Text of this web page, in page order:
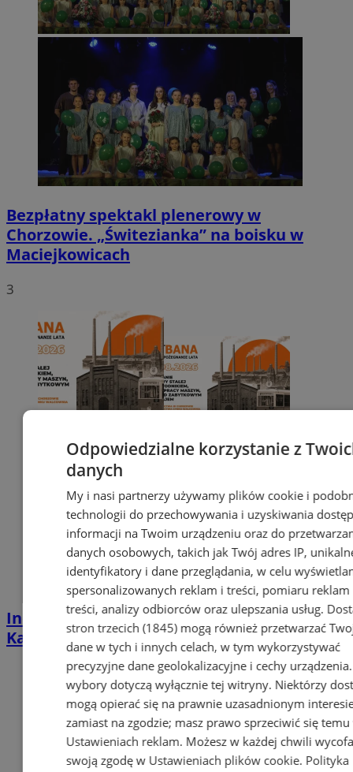
Bezpłatny spektakl plenerowy w
Chorzowie. „Świtezianka” na boisku w
Maciejkowicach
3
Industrialna podróż przez Chorzów i
Katowice. Nadchodzi HUTBANA 2026
Odpowiedzialne korzystanie z
danych
My i nasi partnerzy używamy plików cookie i
technologii do przechowywania i uzyskiwania
informacji na Twoim urządzeniu oraz do
danych osobowych, takich jak Twój adres IP,
identyfikatory i dane przeglądania, w celu
spersonalizowanych reklam i treści, pomiaru reklam
treści, analizy odbiorców oraz ulepszania usług.
stron trzecich (1845)mogą również przetwarzać
dane w tych i innych celach, w tym wykorzystywać
precyzyjne dane geolokalizacyjne i cechy
wybory dotyczą wyłącznie tej witryny. Niektórzy
mogą opierać się na prawnie uzasadnionym
zamiast na zgodzie; masz prawo sprzeciwić się temu
Ustawieniach reklam. Możesz w każdej chwili
swoją zgodę w Ustawieniach plików cookie. Polityka